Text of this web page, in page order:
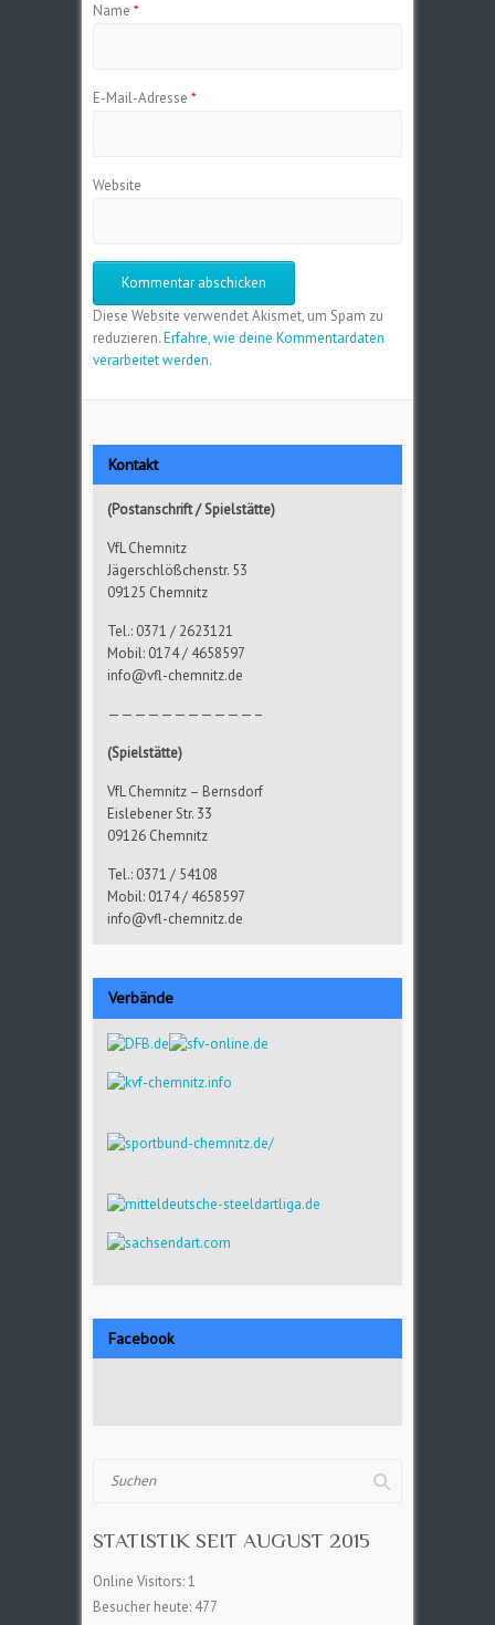
Name *
E-Mail-Adresse *
Website
Diese Website verwendet Akismet, um Spam zu
reduzieren.Erfahre, wie deine Kommentardaten
verarbeitet werden.
Kontakt
(Postanschrift / Spielstätte)
VfL Chemnitz
Jägerschlößchenstr. 53
09125 Chemnitz
Tel.: 0371 / 2623121
Mobil: 0174 / 4658597
info@vfl-chemnitz.de
———————————–
(Spielstätte)
VfL Chemnitz – Bernsdorf
Eislebener Str. 33
09126 Chemnitz
Tel.: 0371 / 54108
Mobil: 0174 / 4658597
info@vfl-chemnitz.de
Verbände
Facebook
STATISTIK SEIT AUGUST 2015
Online Visitors:1
Besucher heute: 477